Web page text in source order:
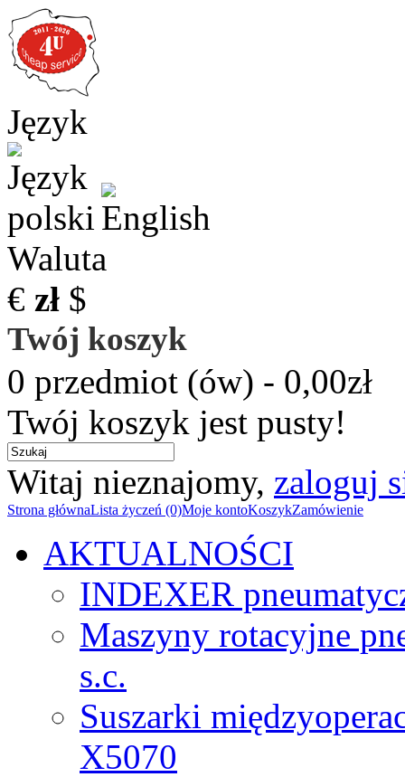
Język
Waluta
€ zł $
Twój koszyk
0 przedmiot (ów) - 0,00zł
Twój koszyk jest pusty!
Witaj nieznajomy, zaloguj
Strona głównaLista życzeń (0)Moje kontoKoszykZamówienie
AKTUALNOŚCI
INDEXER
Maszyny rotacyjne
s.c.
Suszarki
X5070